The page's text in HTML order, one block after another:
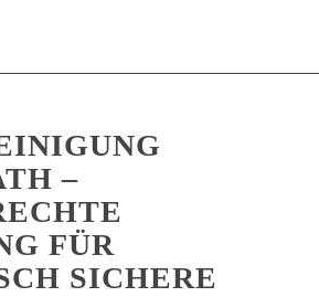
–
FÜR
SICHERE